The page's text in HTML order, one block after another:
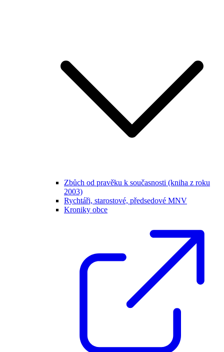
Zbůch od pravěku k současnosti (kniha z roku
2003)
Rychtáři, starostové, předsedové MNV
Kroniky obce